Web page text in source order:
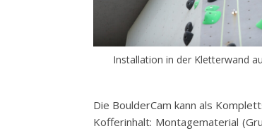
Installation in der Kletterwand
Die BoulderCam kann als
Kofferinhalt: Montagematerial